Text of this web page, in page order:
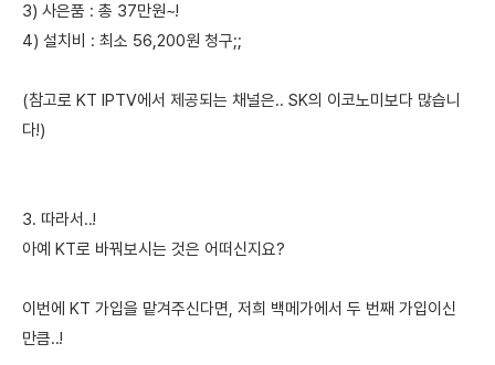
3) 사은품 : 총 37만원~!
4) 설치비 : 최소 56,200원 청구;;
(참고로 KT IPTV에서 제공되는 채널은.. SK의 이코노미보다 많습니
다!)
3. 따라서..!
아예 KT로 바꿔보시는 것은 어떠신지요?
이번에 KT 가입을 맡겨주신다면, 저희 백메가에서 두 번째 가입이신
만큼..!